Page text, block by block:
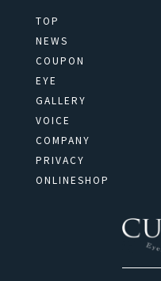
TOP
NEWS
COUPON
EYE
GALLERY
VOICE
COMPANY
PRIVACY
ONLINESHOP